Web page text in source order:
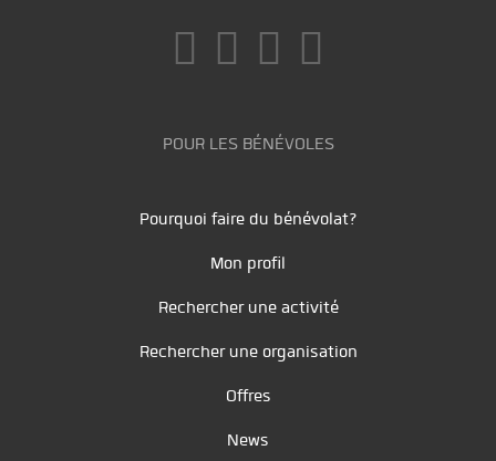
POUR LES BÉNÉVOLES
Pourquoi faire du bénévolat?
Mon profil
Rechercher une activité
Rechercher une organisation
Offres
News